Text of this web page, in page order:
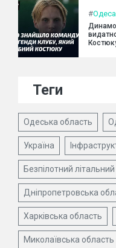
#Одеса
Теги
Одеська область
Україна
Безпілотний
Дніпропетровська
Харківська область
Миколаївська область